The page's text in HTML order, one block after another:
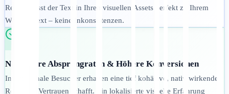
Regeln passt der Text in Ihren visuellen Assets perfekt zu Ihrem
Website-Text – keine Inkonsistenzen.
Niedrigere Absprungraten & Höhere Konversionen
Internationale Besucher erhalten eine tief kohäsive, nativ wirkende
Reise, die Vertrauen schafft. Ein lokalisierte visuelle Erfahrung